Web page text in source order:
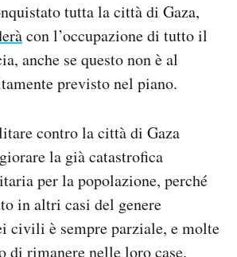
tutta la città di Gaza,
con l’occupazione di tutto il
anche se questo non è al
previsto nel piano.
contro la città di Gaza
la già catastrofica
per la popolazione, perché
in altri casi del genere
civili è sempre parziale, e molte
di rimanere nelle loro case.